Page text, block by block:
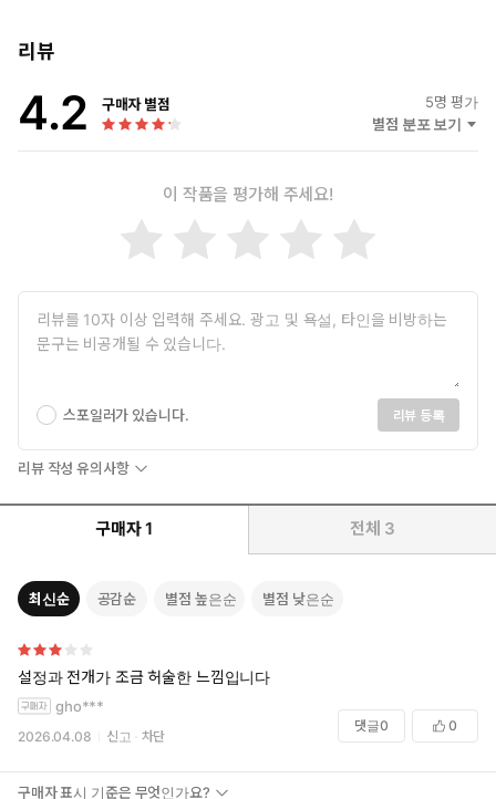
리뷰
4.2 구매자 별점 5명 평가
별점 분포 보기
이 작품을 평가해 주세요!
스포일러가 있습니다. 리뷰 등록
리뷰 작성 유의사항
구매자 1 전체 3
최신순 공감순 별점 높은순 별점 낮은순
설정과 전개가 조금 허술한 느낌입니다
gho***
2026.04.08 신고 차단
댓글0 0
구매자 표시 기준은 무엇인가요?